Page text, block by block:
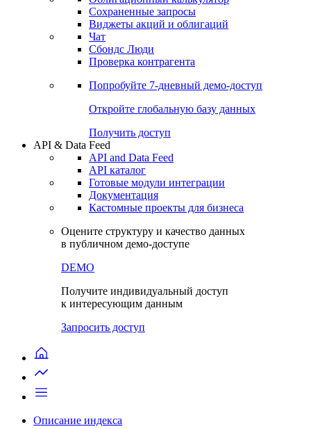
Сохраненные запросы
Виджеты акций и облигаций
Чат
Сбондс Люди
Проверка контрагента
Попробуйте 7-дневный демо-доступ
Откройте глобальную базу данных
Получить доступ
API & Data Feed
API and Data Feed
API каталог
Готовые модули интеграции
Документация
Кастомные проекты для бизнеса
Оцените структуру и качество данных
в публичном демо-доступе
DEMO
Получите индивидуальный доступ
к интересующим данным
Запросить доступ
Описание индекса